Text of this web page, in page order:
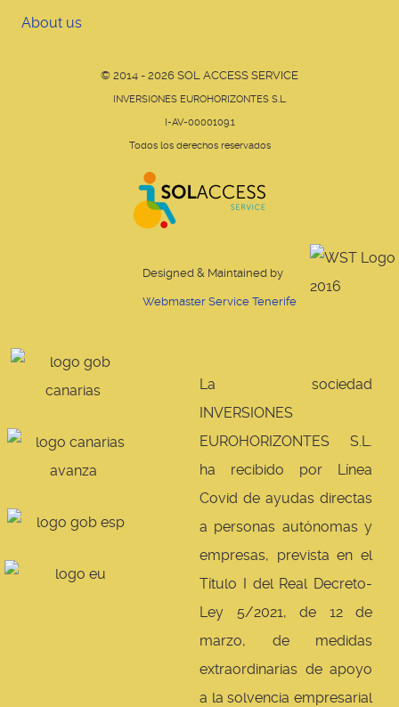
About us
© 2014 - 2026 SOL ACCESS SERVICE
INVERSIONES EUROHORIZONTES S.L.
I-AV-0000109.1
Todos los derechos reservados
Designed & Maintained by
Webmaster Service Tenerife
La sociedad
INVERSIONES
EUROHORIZONTES S.L.
ha recibido por Línea
Covid de ayudas directas
a personas autónomas y
empresas, prevista en el
Título I del Real Decreto-
Ley 5/2021, de 12 de
marzo, de medidas
extraordinarias de apoyo
a la solvencia empresarial